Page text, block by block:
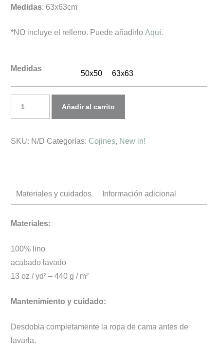
Medidas: 63x63cm
*NO incluye el relleno. Puede añadirloAquí.
Medidas
50x50 63x63
JULIAN
Añadir al carrito
SKU: N/D Categorías: Cojines, New in!
Materiales y cuidados Información adicional
Materiales:
100% lino
acabado lavado
13 oz / yd² – 440 g / m²
Mantenimiento y cuidado:
Desdobla completamente la ropa de cama antes de
lavarla.